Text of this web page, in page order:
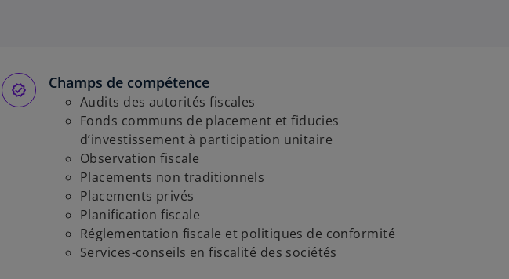
Champs de compétence
Audits des autorités fiscales
Fonds communs de placement et fiducies
d’investissement à participation unitaire
Observation fiscale
Placements non traditionnels
Placements privés
Planification fiscale
Réglementation fiscale et politiques de conformité
Services-conseils en fiscalité des sociétés